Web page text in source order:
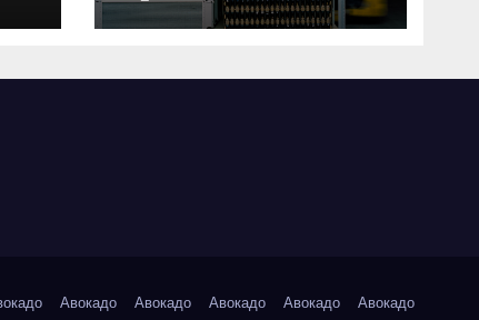
критерии подбора
Авокадо Авокадо Авокадо Авокадо Авокадо